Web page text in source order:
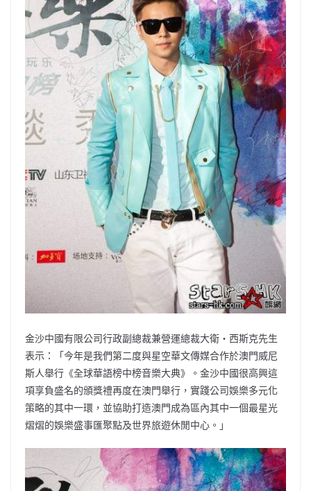
金沙中國有限公司行政副總裁兼營運總裁大衛‧西斯克先生
表示：「今年是我們第二度與星空華文傳媒合作於澳門威尼
斯人舉行《全球華語榜中榜音樂大典》。金沙中國很高興這
項享負盛名的頒獎禮再度在澳門舉行，實踐公司娛樂多元化
策略的其中一環，並協助打造澳門成為區內其中一個最星光
熠熠的娛樂盛事匯聚點及世界旅遊休閒中心。」